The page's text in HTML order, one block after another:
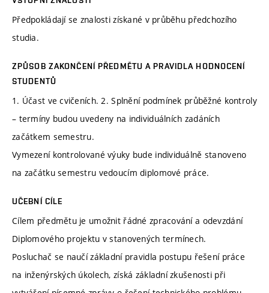
Předpokládají se znalosti získané v průběhu předchozího
studia.
ZPŮSOB ZAKONČENÍ PŘEDMĚTU A PRAVIDLA HODNOCENÍ
STUDENTŮ
1. Účast ve cvičeních. 2. Splnění podmínek průběžné kontroly
– termíny budou uvedeny na individuálních zadáních
začátkem semestru.
Vymezení kontrolované výuky bude individuálně stanoveno
na začátku semestru vedoucím diplomové práce.
UČEBNÍ CÍLE
Cílem předmětu je umožnit řádné zpracování a odevzdání
Diplomového projektu v stanovených termínech.
Posluchač se naučí základní pravidla postupu řešení práce
na inženýrských úkolech, získá základní zkušenosti při